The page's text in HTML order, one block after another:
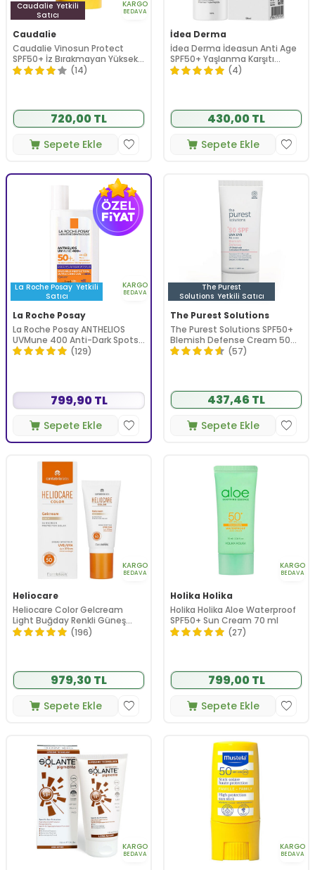
Caudalie Yetkili
Satıcı
KARGO
BEDAVA
Caudalie
Caudalie Vinosun Protect
SPF50+ İz Bırakmayan Yüksek
Korumalı Stick 15 gr
(14)
720,00 TL
Sepete Ekle
İdea Derma
İdea Derma İdeasun Anti Age
SPF50+ Yaşlanma Karşıtı
Güneş Kremi 50 ml
(4)
430,00 TL
Sepete Ekle
La Roche Posay Yetkili
Satıcı
KARGO
BEDAVA
La Roche Posay
La Roche Posay ANTHELIOS
UVMune 400 Anti-Dark Spots
Fluid SPF50+ Yüz Güneş Kremi
(129)
799,90 TL
Sepete Ekle
The Purest
Solutions Yetkili Satıcı
The Purest Solutions
The Purest Solutions SPF50+
Blemish Defense Cream 50
ml
(57)
437,46 TL
Sepete Ekle
KARGO
BEDAVA
Heliocare
Heliocare Color Gelcream
Light Buğday Renkli Güneş
Kremi Spf 50 50 ml
(196)
979,30 TL
Sepete Ekle
KARGO
BEDAVA
Holika Holika
Holika Holika Aloe Waterproof
SPF50+ Sun Cream 70 ml
(27)
799,00 TL
Sepete Ekle
KARGO
BEDAVA
KARGO
BEDAVA